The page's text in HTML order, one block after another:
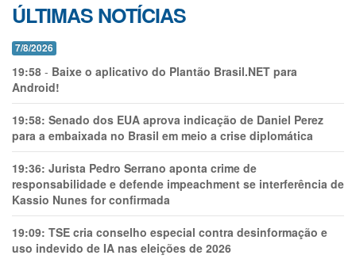
ÚLTIMAS NOTÍCIAS
7/8/2026
19:58 - Baixe o aplicativo do Plantão Brasil.NET para
Android!
19:58: Senado dos EUA aprova indicação de Daniel Perez
para a embaixada no Brasil em meio a crise diplomática
19:36: Jurista Pedro Serrano aponta crime de
responsabilidade e defende impeachment se interferência de
Kassio Nunes for confirmada
19:09: TSE cria conselho especial contra desinformação e
uso indevido de IA nas eleições de 2026